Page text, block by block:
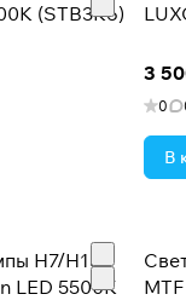
(STB3K6)
3
0
В
H7/H18
LED 5500K